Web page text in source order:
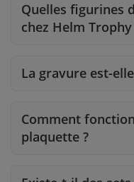
Quelles figurines
chez Helm Trophy
La gravure est-
Comment
plaquette ?